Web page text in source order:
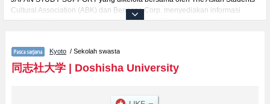
Cultural Association (ABK) dan Benesse Corp. menyediakan informasi
sekitar 1300 universitas, pascasarjana, universitas yunior, akademi
per jurusan riset seperti %% research %%, serta berbagai informasi yang
berguna bagi mahasiswa(i) mancanegara seperti kuota untuk jumlah
pendaftar dan jumlah kelulusan ujian masuk mahasiswa(i) mancanegara,
lainnya. Silakan memanfaatkannya.
Kyoto / Sekolah swasta
同志社大学| Doshisha University